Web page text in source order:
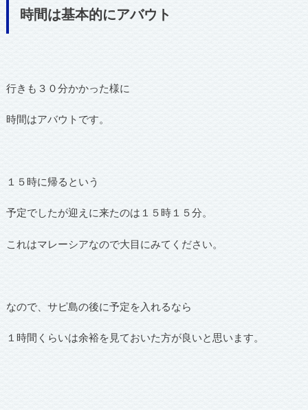
時間は基本的にアバウト
行きも３０分かかった様に
時間はアバウトです。
１５時に帰るという
予定でしたが迎えに来たのは１５時１５分。
これはマレーシアなので大目にみてください。
なので、サピ島の後に予定を入れるなら
１時間くらいは余裕を見ておいた方が良いと思います。